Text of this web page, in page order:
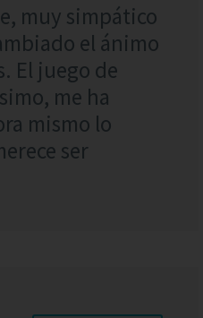
muy simpático
el ánimo
El juego de
me ha
mismo lo
ser